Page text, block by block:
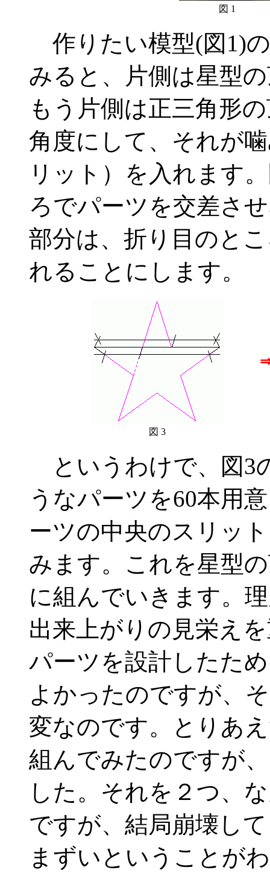
図 1
作りたい模型(図1)
みると、片側は星型
もう片側は正三角形
角度にして、それが
リット）を入れます
ろでパーツを交差さ
部分は、折り目のと
れることにします。
図 3
というわけで、図3
うなパーツを60本用
ーツの中央のスリッ
みます。これを星型
に組んでいきます。
出来上がりの見栄え
パーツを設計したた
よかったのですが、
変なのです。とりあ
組んでみたのですが
した。それを２つ、
ですが、結局崩壊し
まずいということが